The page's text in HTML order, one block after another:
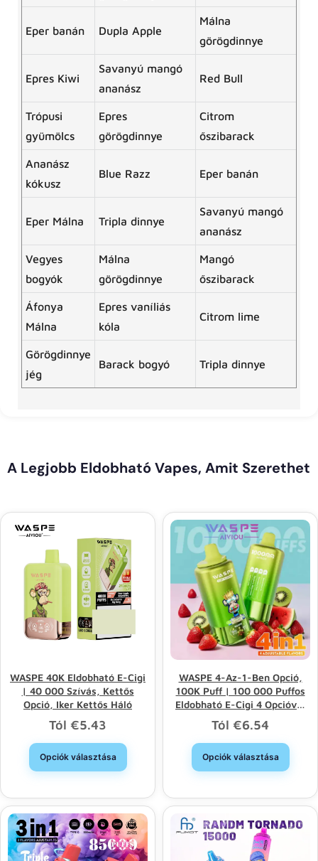
Eper banán Dupla Apple
Málna
görögdinnye
Epres Kiwi
Savanyú mangó
ananász
Red Bull
Trópusi
gyümölcs
Epres
görögdinnye
Citrom
őszibarack
Ananász
kókusz
Blue Razz Eper banán
Eper Málna Tripla dinnye
Savanyú mangó
ananász
Vegyes
bogyók
Málna
görögdinnye
Mangó
őszibarack
Áfonya
Málna
Epres vaníliás
kóla
Citrom lime
Görögdinnye
jég
Barack bogyó Tripla dinnye
A Legjobb Eldobható Vapes, Amit Szerethet
WASPE 40K Eldobható E-Cigi
| 40 000 Szívás, Kettős
Opció, Iker Kettős Háló
Tól €5.43
Opciók választása
WASPE 4-Az-1-Ben Opció,
100K Puff | 100 000 Puffos
Eldobható E-Cigi 4 Opcióval
És Nagykereskedelmi
Értékesítéssel
Tól €6.54
Opciók választása